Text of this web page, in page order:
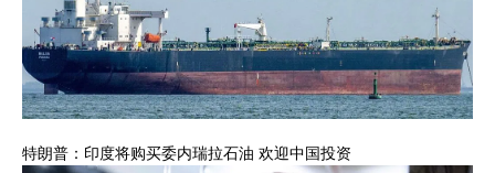
特朗普：印度将购买委内瑞拉石油 欢迎中国投资